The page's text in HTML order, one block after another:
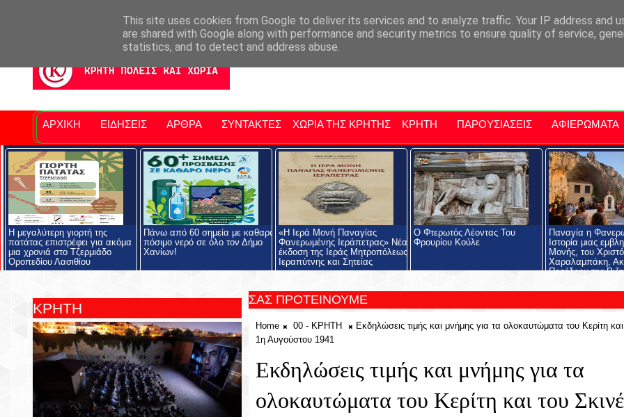
Νομός Λασιθίου Αγαπάμε Ρέθυμνο Επαρχία Μαλεβιζίου Εκδηλώσεις Στην Κρήτη Kriti Traveller
ΑΡΧΙΚΗ ΕΙΔΗΣΕΙΣ ΑΡΘΡΑ ΣΥΝΤΑΚΤΕΣ ΧΩΡΙΑ ΤΗΣ ΚΡΗΤΗΣ ΚΡΗΤΗ ΠΑΡΟΥΣΙΑΣΕΙΣ ΑΦΙΕΡΩΜΑΤΑ
Η μεγαλύτερη γιορτή της
πατάτας επιστρέφει για ακόμα
μια χρονιά στο Τζερμιάδο
Οροπεδίου Λασιθίου
Πάνω από 60 σημεία με καθαρό
πόσιμο νερό σε όλο τον Δήμο
Χανίων!
«Η Ιερά Μονή Παναγίας
Φανερωμένης Ιεράπετρας» Νέα
έκδοση της Ιεράς Μητροπόλεως
Ιεραπύτνης και Σητείας
Ο Φτερωτός Λέοντας Του
Φρουρίου Κούλε
Παναγία η
Ιστορία μιας
Μονής, του
Χαραλαμπάκη,
Προέδρου της
Ριζαρείου
ΚΡΗΤΗ
ΣΑΣ ΠΡΟΤΕΙΝΟΥΜΕ
Home 00 - ΚΡΗΤΗ
Εκδηλώσεις τιμής και μνήμης για τα ολοκαυτώματα του Κερίτη
1η Αυγούστου 1941
Εκδηλώσεις τιμής και μνήμης για τα
ολοκαυτώματα του Κερίτη και του
This site uses cookies from Google to deliver its services and to analyze traffic. Your IP address and
are shared with Google along with performance and security metrics to ensure quality of service,
statistics, and to detect and address abuse.